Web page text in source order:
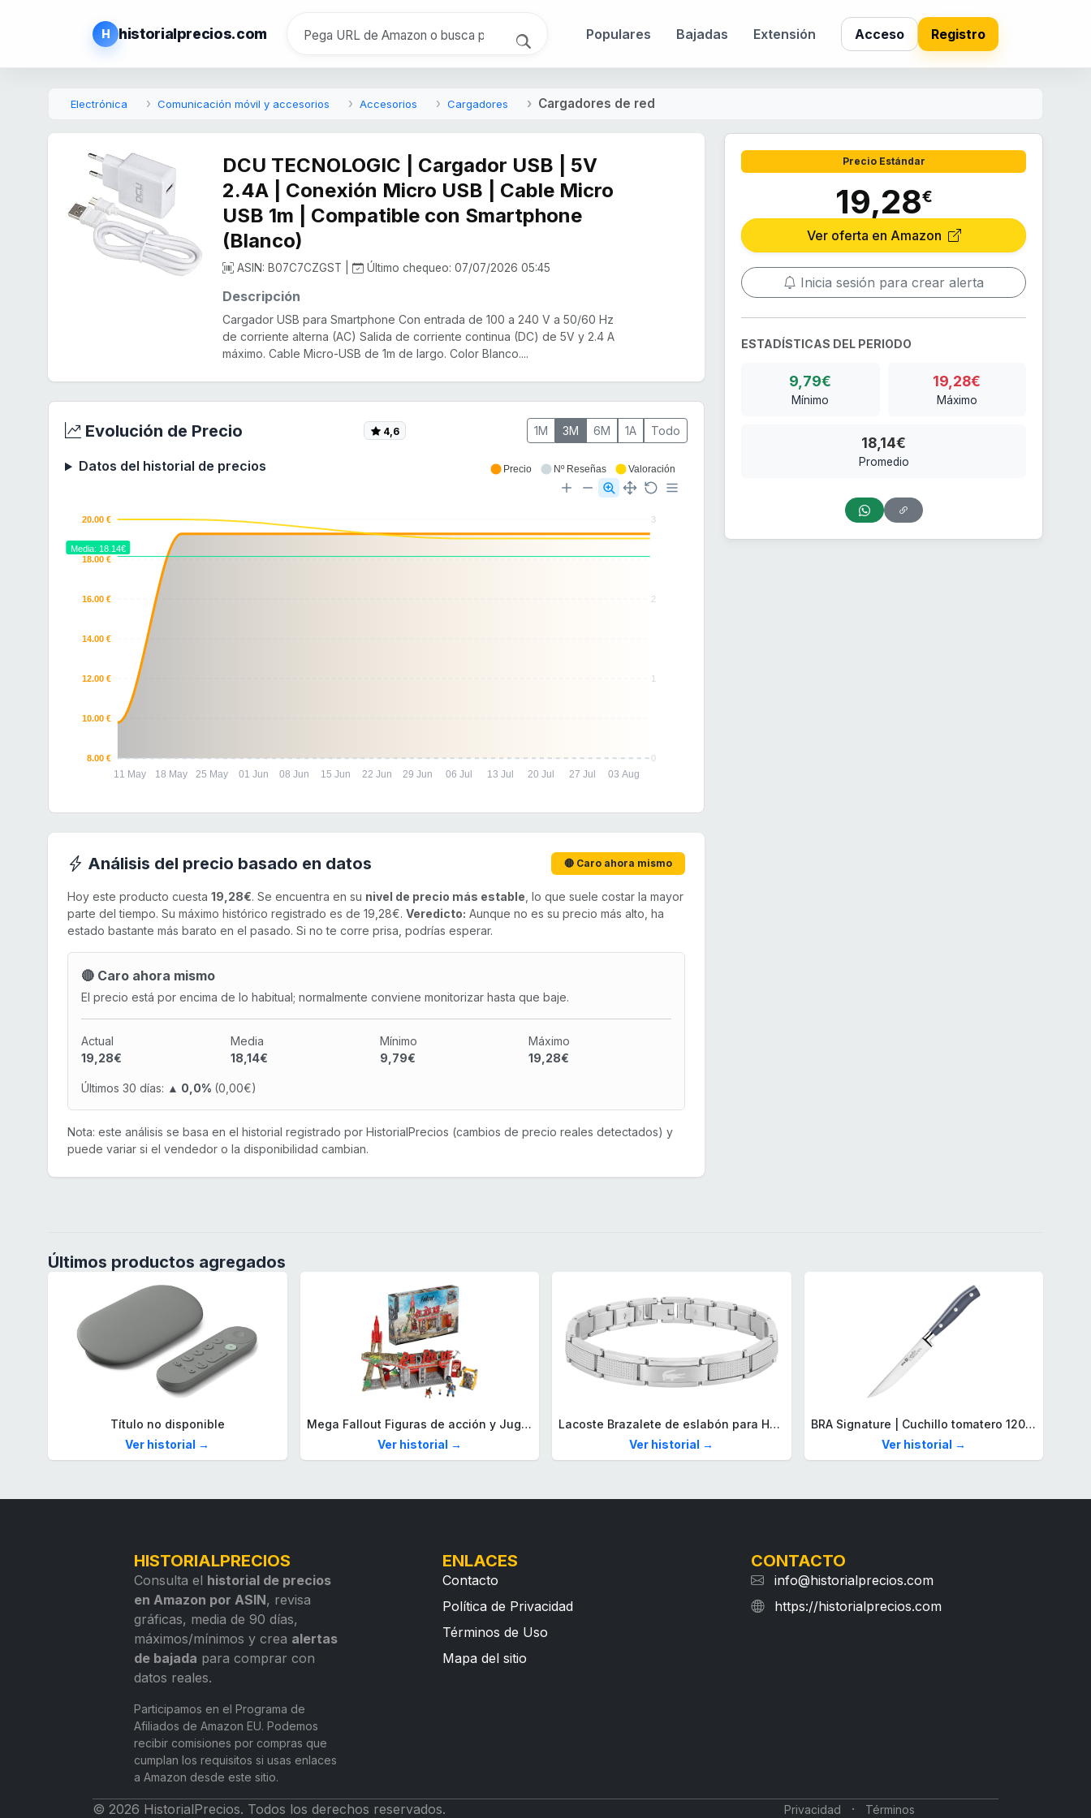
H historialprecios.com Populares Bajadas Extensión Acceso Registro
Electrónica Comunicación móvil y accesorios Accesorios Cargadores Cargadores de red
DCU TECNOLOGIC | Cargador USB | 5V
2.4A | Conexión Micro USB | Cable Micro
USB 1m | Compatible con Smartphone
(Blanco)
ASIN: B07C7CZGST | Último chequeo: 07/07/2026 05:45
Descripción
Cargador USB para Smartphone Con entrada de 100 a 240 V a 50/60 Hz
de corriente alterna (AC) Salida de corriente continua (DC) de 5V y 2.4 A
máximo. Cable Micro-USB de 1m de largo. Color Blanco....
Evolución de Precio 4,6 1M 3M 6M 1A Todo
Datos del historial de precios
3
2
1
0
20.00 €
18.00 €
16.00 €
14.00 €
12.00 €
10.00 €
8.00 €
11 May 18 May 25 May 01 Jun 08 Jun 15 Jun 22 Jun 29 Jun 06 Jul 13 Jul 20 Jul 27 Jul 03 Aug
Media: 18.14€
Precio Nº Reseñas Valoración
Análisis del precio basado en datos 🔴 Caro ahora mismo
Hoy este producto cuesta 19,28€. Se encuentra en su nivel de precio más estable , lo que suele costar la mayor
parte del tiempo. Su máximo histórico registrado es de 19,28€. Veredicto: Aunque no es su precio más alto, ha
estado bastante más barato en el pasado. Si no te corre prisa, podrías esperar.
🔴 Caro ahora mismo
El precio está por encima de lo habitual; normalmente conviene monitorizar hasta que baje.
Actual
19,28€
Media
18,14€
Mínimo
9,79€
Máximo
19,28€
Últimos 30 días: ▲ 0,0% (0,00€)
Nota: este análisis se basa en el historial registrado por HistorialPrecios (cambios de precio reales detectados) y
puede variar si el vendedor o la disponibilidad cambian.
Precio Estándar
19,28€
Ver oferta en Amazon
Inicia sesión para crear alerta
ESTADÍSTICAS DEL PERIODO
9,79€
Mínimo
19,28€
Máximo
18,14€
Promedio
Últimos productos agregados
Título no disponible
Ver historial →
Mega Fallout Figuras de acción y Juguetes de construcción, Parada de Camiones Red Rocket con 824 Piezas, 2 Personajes articulados y Accesorios, para coleccionistas, HXT00
Ver historial →
Lacoste Brazalete de eslabón para Hombre Colección STENCIL de Acero inoxidable
Ver historial →
BRA Signature | Cuchillo tomatero 120 mm, Acero Inoxidable alemán forjado con Molibdeno Vanadio, Mango Remachado ABS, Diseño Ergonómico, Hoja 1,6 mm espesor
Ver historial →
HISTORIALPRECIOS
Consulta el historial de precios
en Amazon por ASIN, revisa
gráficas, media de 90 días,
máximos/mínimos y crea alertas
de bajada para comprar con
datos reales.
Participamos en el Programa de
Afiliados de Amazon EU. Podemos
recibir comisiones por compras que
cumplan los requisitos si usas enlaces
a Amazon desde este sitio.
ENLACES
Contacto
Política de Privacidad
Términos de Uso
Mapa del sitio
CONTACTO
info@historialprecios.com
https://historialprecios.com
© 2026 HistorialPrecios. Todos los derechos reservados. Privacidad · Términos